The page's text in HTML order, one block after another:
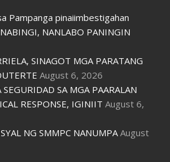
Pampanga pinaiimbestigahan
NANLABO PANINGIN
SINAGOT MGA PARATANG
August 6, 2026
SA MGA PAARALAN
RESPONSE, IGINIIT August 6,
NG SMMPC NANUMPA August